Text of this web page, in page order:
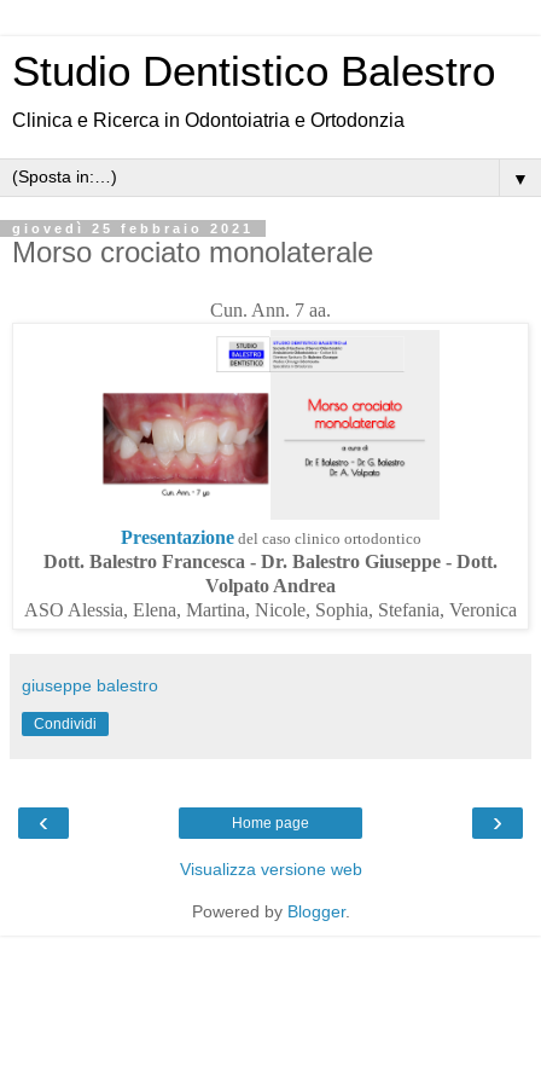
Studio Dentistico Balestro
Clinica e Ricerca in Odontoiatria e Ortodonzia
▼
giovedì 25 febbraio 2021
Morso crociato monolaterale
Cun. Ann. 7 aa.
Presentazionedel caso clinico ortodontico
Dott. Balestro Francesca - Dr. Balestro Giuseppe - Dott.
Volpato Andrea
ASO Alessia, Elena, Martina, Nicole, Sophia, Stefania, Veronica
giuseppe balestro
Condividi
‹ ›
Home page
Visualizza versione web
Powered by Blogger.